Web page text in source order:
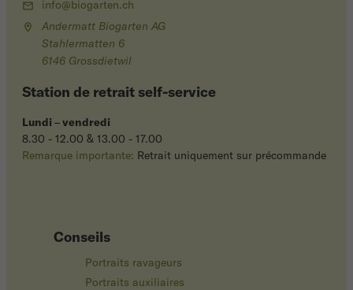
Conseils
Portraits ravageurs
Portraits auxiliaires
info@biogarten.ch
Andermatt Biogarten AG
Stahlermatten 6
6146 Grossdietwil
Station de retrait self-service
Lundi –vendredi
8.30 - 12.00 & 13.00 - 17.00
Remarque importante: Retrait uniquement sur précommande